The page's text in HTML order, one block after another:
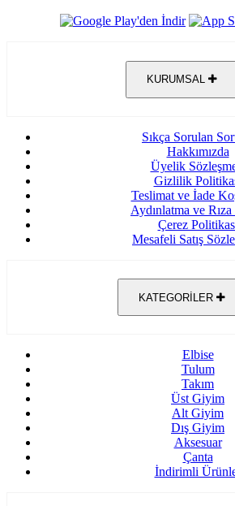
KURUMSAL
Sıkça Sorulan
Hakkımızda
Üyelik
Gizlilik
Teslimat ve İade
Aydınlatma ve
Çerez
Mesafeli Satış
KATEGORİLER
Elbise
Tulum
Takım
Üst Giyim
Alt Giyim
Dış Giyim
Aksesuar
Çanta
İndirimli